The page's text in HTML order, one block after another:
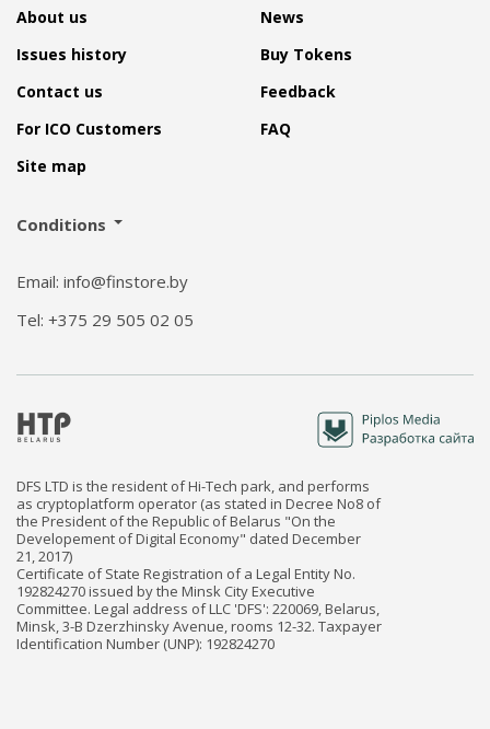
About us
News
Issues history
Buy Tokens
Contact us
Feedback
For ICO Customers
FAQ
Site map
Conditions
Email: info@finstore.by
Tel: +375 29 505 02 05
DFS LTD is the resident of Hi-Tech park, and performs
as cryptoplatform operator (as stated in Decree No8 of
the President of the Republic of Belarus "On the
Developement of Digital Economy" dated December
21, 2017)
Certificate of State Registration of a Legal Entity No.
192824270 issued by the Minsk City Executive
Committee. Legal address of LLC 'DFS': 220069, Belarus,
Minsk, 3-B Dzerzhinsky Avenue, rooms 12-32. Taxpayer
Identification Number (UNP): 192824270